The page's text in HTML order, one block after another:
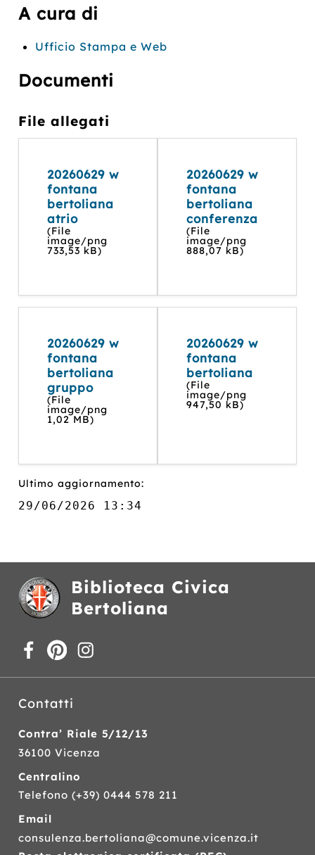
A cura di
Ufficio Stampa e Web
Documenti
File allegati
20260629 w
fontana
bertoliana
atrio
(File
image/png
733,53 kB)
20260629 w
fontana
bertoliana
conferenza
(File
image/png
888,07 kB)
20260629 w
fontana
bertoliana
gruppo
(File
image/png
1,02 MB)
20260629 w
fontana
bertoliana
(File
image/png
947,50 kB)
Ultimo aggiornamento:
29/06/2026 13:34
Biblioteca Civica
Bertoliana
Contatti
Contra’ Riale 5/12/13
36100 Vicenza
Centralino
Telefono(+39) 0444 578 211
Email
consulenza.bertoliana@comune.vicenza.it